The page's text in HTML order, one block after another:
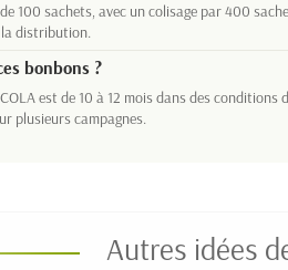
100 sachets, avec un colisage par 400
la distribution.
bonbons ?
est de 10 à 12 mois dans des conditions
plusieurs campagnes.
Autres idées